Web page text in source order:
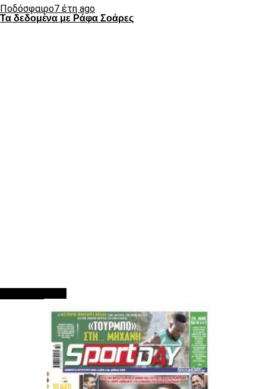
Ποδόσφαιρο7 έτη ago
Τα δεδομένα με Ράφα Σοάρες